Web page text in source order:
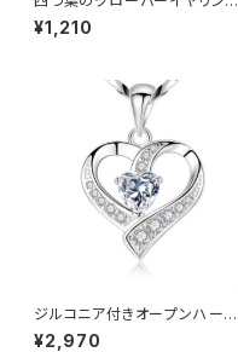
（クリップ・ピアス）
¥1,210
ジルコニア付きオープンハート
ネックレス
¥2,970